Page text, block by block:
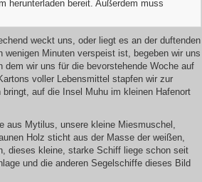
herunterladen bereit. Außerdem muss
weckt uns, oder liegt es an der duftenden
Minuten verspeist ist, begeben wir uns
wir uns für die bevorstehende Woche auf
voller Lebensmittel stapfen wir zur
auf die Insel Muhu im kleinen Hafenort
aus Mytilus, unsere kleine Miesmuschel,
Holz sticht aus der Masse der weißen,
dieses kleine, starke Schiff liege schon seit
und die anderen Segelschiffe dieses Bild